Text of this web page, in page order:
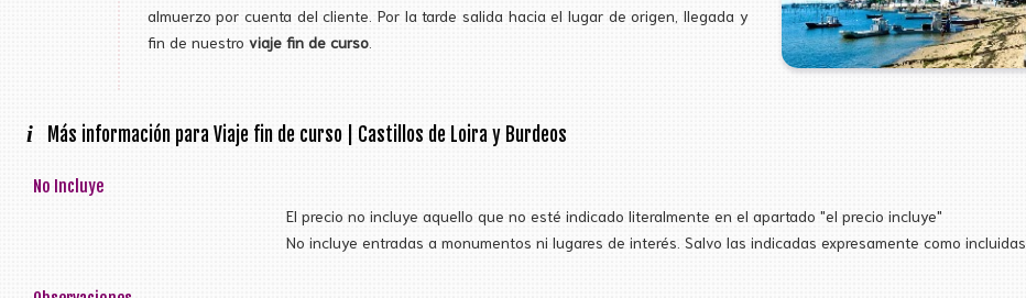
almuerzo por cuenta del cliente. Por la tarde salida hacia el lugar de origen, llegada y
fin de nuestro viaje fin de curso.
i Más información para Viaje fin de curso | Castillos de Loira y Burdeos
No Incluye
El precio no incluye aquello que no esté indicado literalmente en el apartado "el precio incluye"
No incluye entradas a monumentos ni lugares de interés. Salvo las indicadas expresamente como incluidas